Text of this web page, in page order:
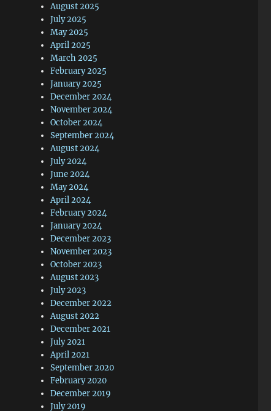
August 2025
July 2025
May 2025
April 2025
March 2025
February 2025
January 2025
December 2024
November 2024
October 2024
September 2024
August 2024
July 2024
June 2024
May 2024
April 2024
February 2024
January 2024
December 2023
November 2023
October 2023
August 2023
July 2023
December 2022
August 2022
December 2021
July 2021
April 2021
September 2020
February 2020
December 2019
July 2019